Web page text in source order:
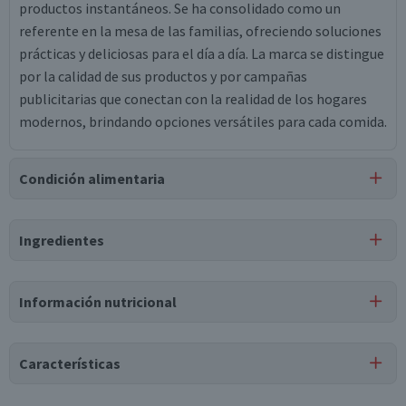
productos instantáneos. Se ha consolidado como un
referente en la mesa de las familias, ofreciendo soluciones
prácticas y deliciosas para el día a día. La marca se distingue
por la calidad de sus productos y por campañas
publicitarias que conectan con la realidad de los hogares
modernos, brindando opciones versátiles para cada comida.
Condición alimentaria
Ingredientes
Información nutricional
Tabla nutricional
Características